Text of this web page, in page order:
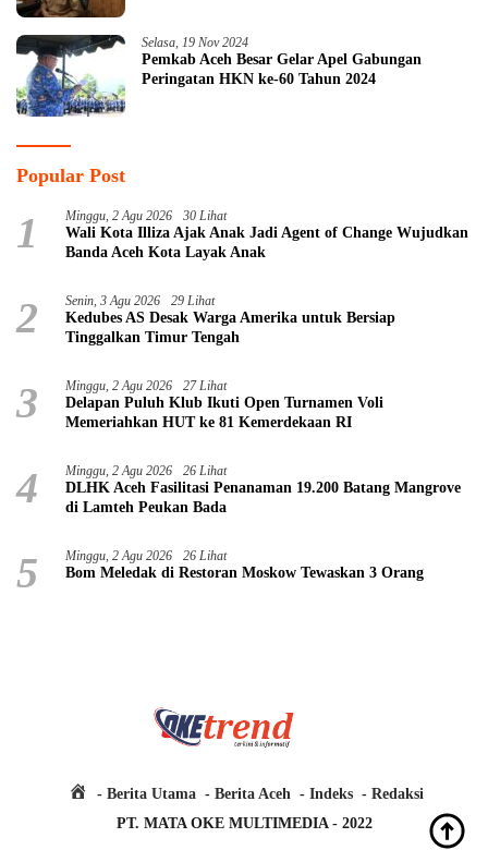
Selasa, 19 Nov 2024
Pemkab Aceh Besar Gelar Apel Gabungan
Peringatan HKN ke-60 Tahun 2024
Popular Post
1 Minggu, 2 Agu 2026 30 Lihat
Wali Kota Illiza Ajak Anak Jadi Agent of Change Wujudkan
Banda Aceh Kota Layak Anak
2 Senin, 3 Agu 2026 29 Lihat
Kedubes AS Desak Warga Amerika untuk Bersiap
Tinggalkan Timur Tengah
3 Minggu, 2 Agu 2026 27 Lihat
Delapan Puluh Klub Ikuti Open Turnamen Voli
Memeriahkan HUT ke 81 Kemerdekaan RI
4 Minggu, 2 Agu 2026 26 Lihat
DLHK Aceh Fasilitasi Penanaman 19.200 Batang Mangrove
di Lamteh Peukan Bada
5 Minggu, 2 Agu 2026 26 Lihat
Bom Meledak di Restoran Moskow Tewaskan 3 Orang
H Berita Utama Berita Aceh Indeks
Redaksi
PT. MATA OKE MULTIMEDIA - 2022